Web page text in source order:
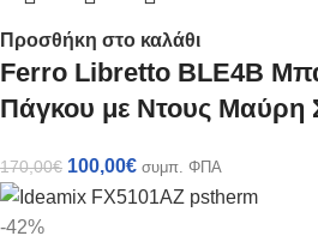
Προσθήκη στο καλάθι
Ferro Libretto BLE4B
Πάγκου με Ντους Μαύρη
170,00€ 100,00€ συμπ. ΦΠΑ
-42%